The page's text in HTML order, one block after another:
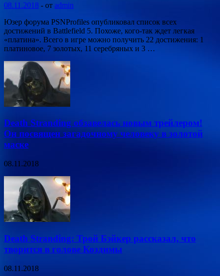
08.11.2018 - от admin
Юзер форума PSNProfiles опубликовал список всех
достижений в Battlefield 5. Похоже, кого-так ждет легкая
«платина». Всего в игре можно получить 22 достижения: 1
платиновое, 7 золотых, 11 серебряных и 3 …
Death Stranding обзавелась новым трейлером!
Он посвящен загадочному человеку в золотой
маске
08.11.2018
Death Stranding: Трой Бэйкер рассказал, что
творится в голове Коздимы
08.11.2018